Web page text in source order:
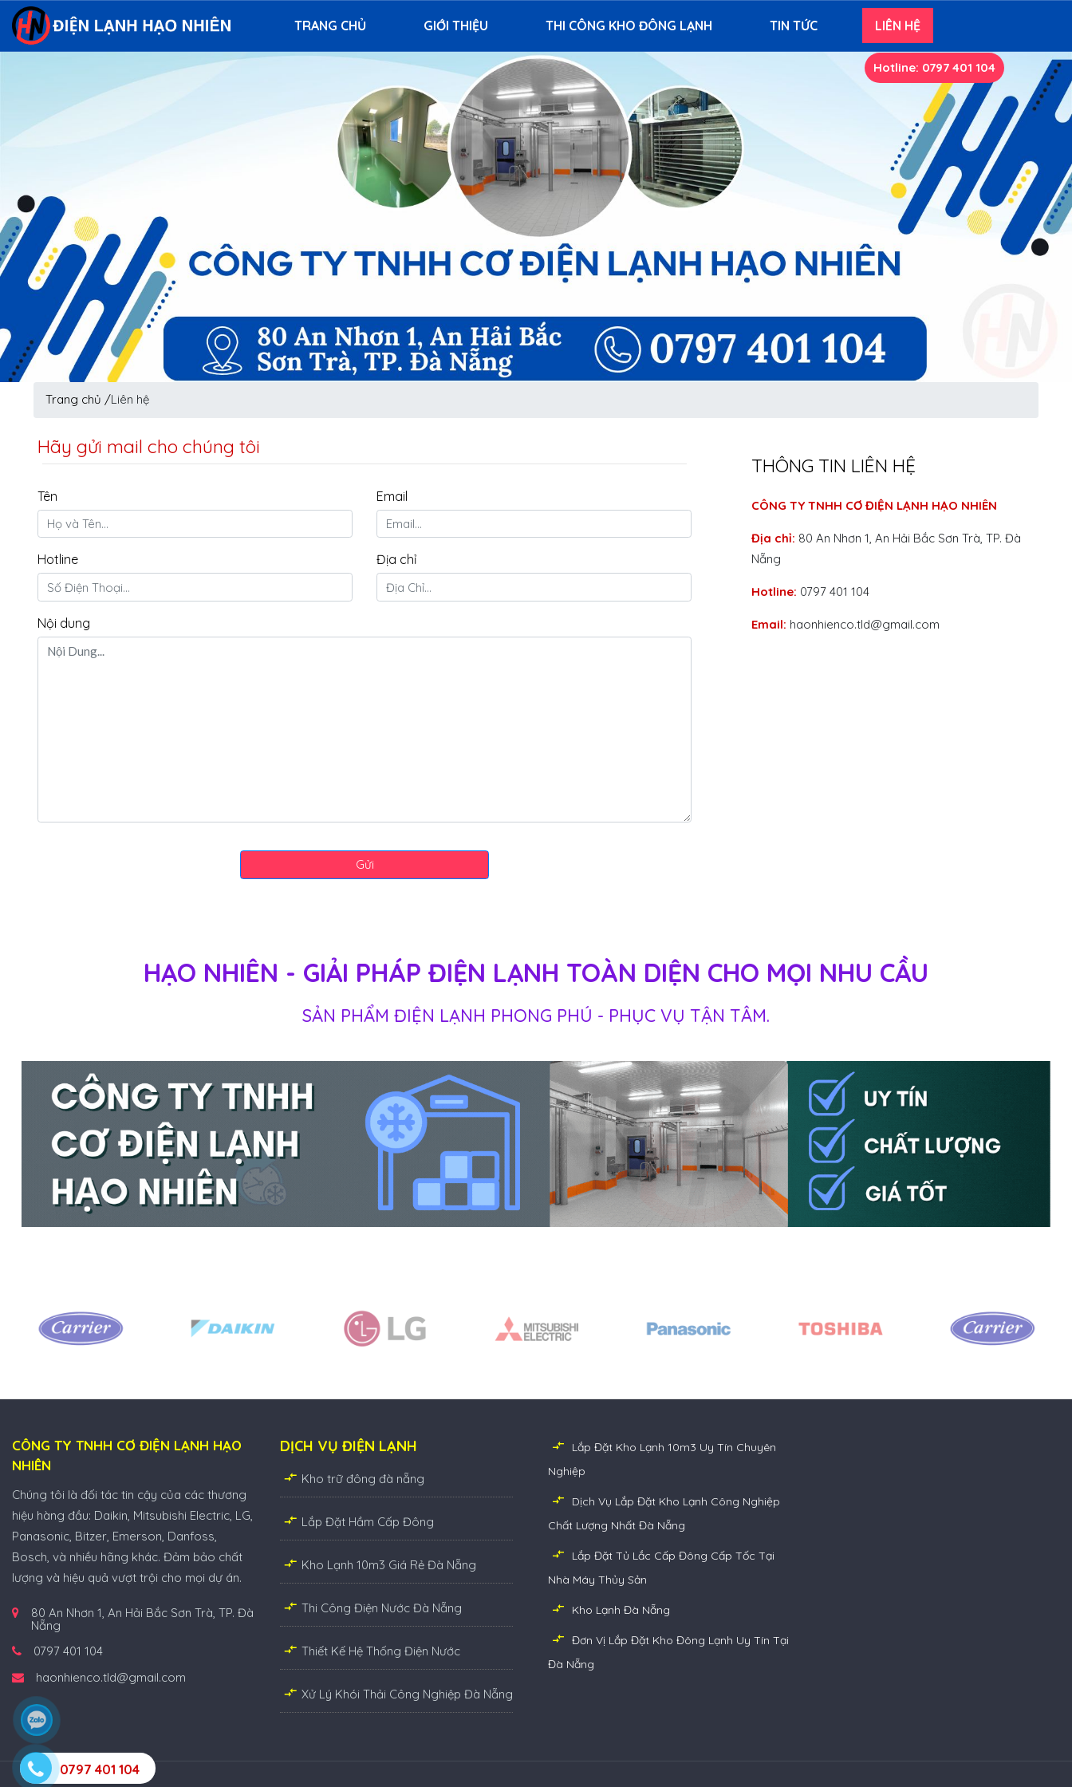
TRANG CHỦ GIỚI THIỆU THI CÔNG KHO ĐÔNG LẠNH TIN TỨC LIÊN HỆ
Hotline: 0797 401 104
Trang chủ /Liên hệ
Hãy gửi mail cho chúng tôi
Tên Email
Hotline Địa chỉ
Nội dung
Gửi
THÔNG TIN LIÊN HỆ
CÔNG TY TNHH CƠ ĐIỆN LẠNH HẠO NHIÊN
Địa chỉ: 80 An Nhơn 1, An Hải Bắc Sơn Trà, TP. Đà
Nẵng
Hotline: 0797 401 104
Email: haonhienco.tld@gmail.com
HẠO NHIÊN - GIẢI PHÁP ĐIỆN LẠNH TOÀN DIỆN CHO MỌI NHU CẦU
SẢN PHẨM ĐIỆN LẠNH PHONG PHÚ - PHỤC VỤ TẬN TÂM.
CÔNG TY TNHH CƠ ĐIỆN LẠNH HẠO
NHIÊN
Chúng tôi là đối tác tin cậy của các thương
hiệu hàng đầu: Daikin, Mitsubishi Electric, LG,
Panasonic, Bitzer, Emerson, Danfoss,
Bosch, và nhiều hãng khác. Đảm bảo chất
lượng và hiệu quả vượt trội cho mọi dự án.
80 An Nhơn 1, An Hải Bắc Sơn Trà, TP. Đà
Nẵng
0797 401 104
haonhienco.tld@gmail.com
DỊCH VỤ ĐIỆN LẠNH
Kho trữ đông đà nẵng
Lắp Đặt Hầm Cấp Đông
Kho Lạnh 10m3 Giá Rẻ Đà Nẵng
Thi Công Điện Nước Đà Nẵng
Thiết Kế Hệ Thống Điện Nước
Xử Lý Khói Thải Công Nghiệp Đà Nẵng
Lắp Đặt Kho Lạnh 10m3 Uy Tín Chuyên
Nghiệp
Dịch Vụ Lắp Đặt Kho Lạnh Công Nghiệp
Chất Lượng Nhất Đà Nẵng
Lắp Đặt Tủ Lắc Cấp Đông Cấp Tốc Tại
Nhà Máy Thủy Sản
Kho Lạnh Đà Nẵng
Đơn Vị Lắp Đặt Kho Đông Lạnh Uy Tín Tại
Đà Nẵng
0797 401 104